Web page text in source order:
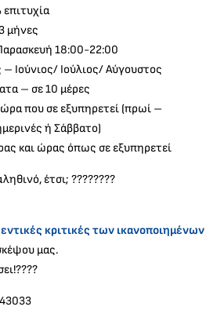
μήνες
18:00-22:00
Ιούνιος/ Ιούλιος/ Αύγουστος
– σε 10 μέρες
που σε εξυπηρετεί (πρωί –
ή Σάββατο)
και ώρας όπως σε εξυπηρετεί
έτσι; ????????
κριτικές των ικανοποιημένων
μας.